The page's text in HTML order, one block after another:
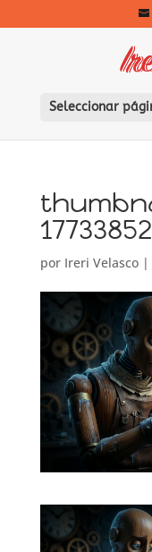
Seleccionar
por Ireri Velasco|